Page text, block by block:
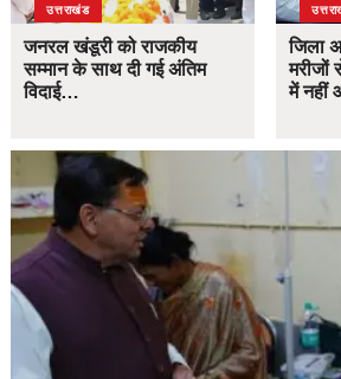
उत्तराखंड
जनरल खंडूरी को राजकीय
सम्मान के साथ दी गई अंतिम
विदाई…
जिला
मरीजों
में नहीं